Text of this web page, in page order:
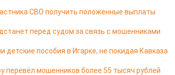
СВО получить положенные выплаты
перед судом за связь с мошенниками
пособия в Игарке, не покидая Кавказа
перевёл мошенников более 55 тысяч рублей